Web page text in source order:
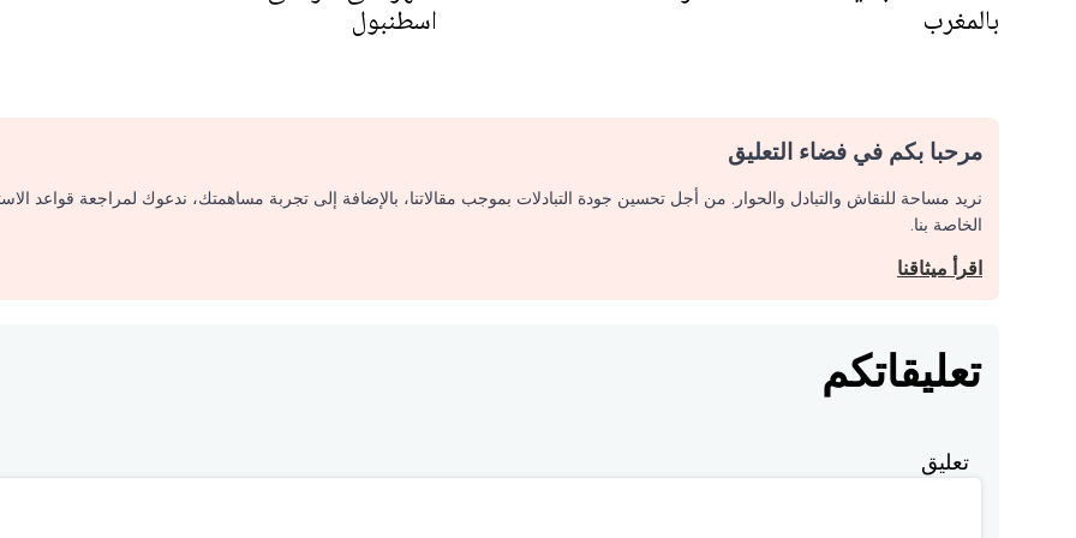
بالمغرب
اسطنبول
مرحبا بكم في فضاء التعليق
نريد مساحة للنقاش والتبادل والحوار. من أجل تحسين جودة التبادلات بموجب مقالاتنا، بالإضافة إلى تجربة مساهمتك، ندعوك لمراجعة قواعد
الخاصة بنا.
اقرأ ميثاقنا
تعليقاتكم
تعليق